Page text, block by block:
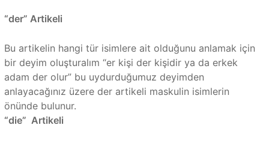
“der” Artikeli
Bu artikelin hangi tür isimlere ait olduğunu anlamak için
bir deyim oluşturalım “er kişi der kişidir ya da erkek
adam der olur” bu uydurduğumuz deyimden
anlayacağınız üzere der artikeli maskulin isimlerin
önünde bulunur.
“die” Artikeli